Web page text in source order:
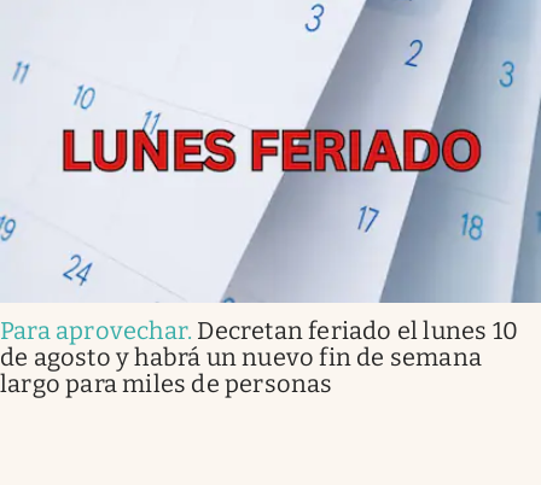
Para aprovechar. Decretan feriado el lunes 10
de agosto y habrá un nuevo fin de semana
largo para miles de personas